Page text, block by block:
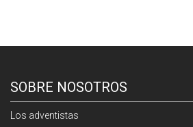
SOBRE NOSOTROS
Los adventistas